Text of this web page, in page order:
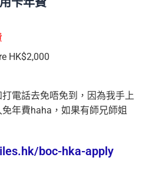
HK$2,000
電話去免唔免到，因為我手上
年費haha，如果有師兄師姐
boc-hka-apply